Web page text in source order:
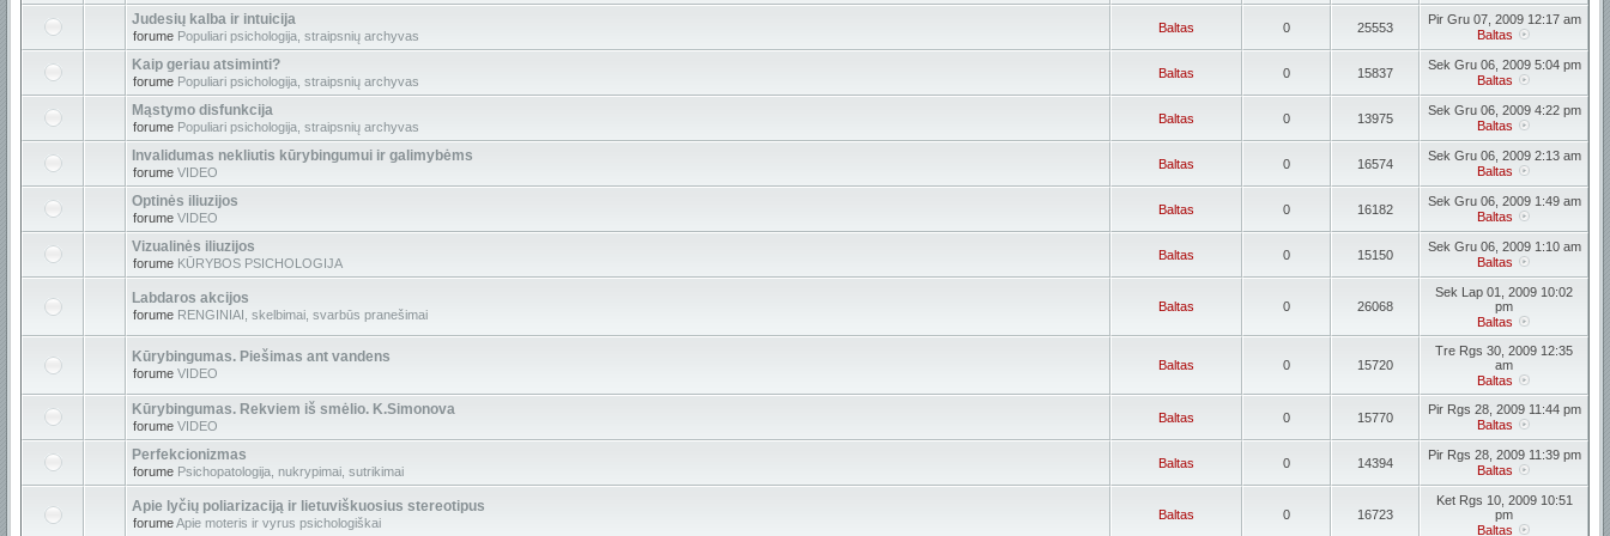
Judesių kalba ir intuicija
forume Populiari psichologija, straipsnių archyvas
Baltas 0 25553
Pir Gru 07, 2009 12:17 am
Baltas
Kaip geriau atsiminti?
forume Populiari psichologija, straipsnių archyvas
Baltas 0 15837
Sek Gru 06, 2009 5:04 pm
Baltas
Mąstymo disfunkcija
forume Populiari psichologija, straipsnių archyvas
Baltas 0 13975
Sek Gru 06, 2009 4:22 pm
Baltas
Invalidumas nekliutis kūrybingumui ir galimybėms
forume VIDEO
Baltas 0 16574
Sek Gru 06, 2009 2:13 am
Baltas
Optinės iliuzijos
forume VIDEO
Baltas 0 16182
Sek Gru 06, 2009 1:49 am
Baltas
Vizualinės iliuzijos
forume KŪRYBOS PSICHOLOGIJA
Baltas 0 15150
Sek Gru 06, 2009 1:10 am
Baltas
Labdaros akcijos
forume RENGINIAI, skelbimai, svarbūs pranešimai
Baltas 0 26068
Sek Lap 01, 2009 10:02
pm
Baltas
Kūrybingumas. Piešimas ant vandens
forume VIDEO
Baltas 0 15720
Tre Rgs 30, 2009 12:35
am
Baltas
Kūrybingumas. Rekviem iš smėlio. K.Simonova
forume VIDEO
Baltas 0 15770
Pir Rgs 28, 2009 11:44 pm
Baltas
Perfekcionizmas
forume Psichopatologija, nukrypimai, sutrikimai
Baltas 0 14394
Pir Rgs 28, 2009 11:39 pm
Baltas
Apie lyčių poliarizaciją ir lietuviškuosius stereotipus
forumeApie moteris ir vyrus psichologiškai
Baltas 0 16723
Ket Rgs 10, 2009 10:51
pm
Baltas